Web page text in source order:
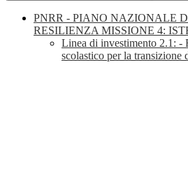
PNRR - PIANO NAZIONALE
RESILIENZA MISSIONE 4:
Linea di investimento 2.1: -
scolastico per la